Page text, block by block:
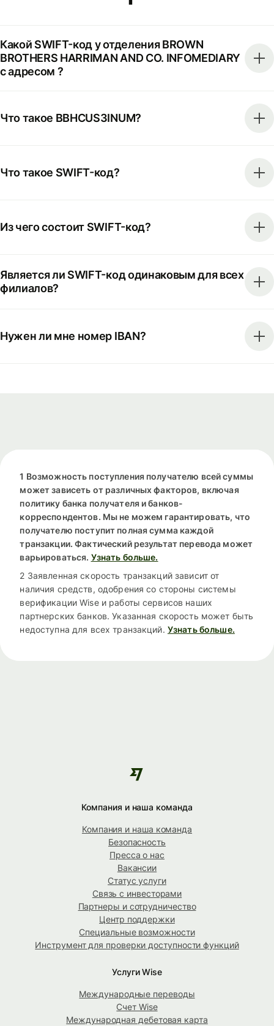
Какой SWIFT-код у отделения BROWN
BROTHERS HARRIMAN AND CO. INFOMEDIARY
с адресом ?
Что такое BBHCUS3INUM?
Что такое SWIFT-код?
Из чего состоит SWIFT-код?
Является ли SWIFT-код одинаковым для всех
филиалов?
Нужен ли мне номер IBAN?
1 Возможность поступления получателю всей суммы
может зависеть от различных факторов, включая
политику банка получателя и банков-
корреспондентов. Мы не можем гарантировать, что
получателю поступит полная сумма каждой
транзакции. Фактический результат перевода может
варьироваться. Узнать больше.
2 Заявленная скорость транзакций зависит от
наличия средств, одобрения со стороны системы
верификации Wise и работы сервисов наших
партнерских банков. Указанная скорость может быть
недоступна для всех транзакций. Узнать больше.
Компания и наша команда
Компания и наша команда
Безопасность
Пресса о нас
Вакансии
Статус услуги
Связь с инвесторами
Партнеры и сотрудничество
Центр поддержки
Специальные возможности
Инструмент для проверки доступности функций
Услуги Wise
Международные переводы
Счет Wise
Международная дебетовая карта